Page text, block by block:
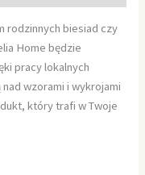
rodzinnych biesiad czy
Home będzie
pracy lokalnych
wzorami i wykrojami
który trafi w Twoje